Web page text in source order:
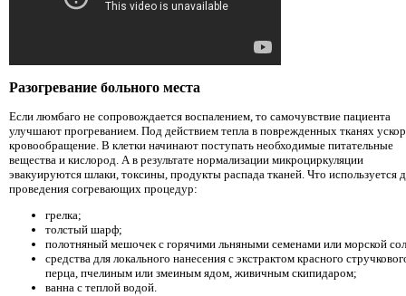
Разогревание больного места
Если люмбаго не сопровождается воспалением, то самочувствие пациента
улучшают прогреванием. Под действием тепла в поврежденных тканях
кровообращение. В клетки начинают поступать необходимые питательные
вещества и кислород. А в результате нормализации микроциркуляции
эвакуируются шлаки, токсины, продукты распада тканей. Что используется
проведения согревающих процедур:
грелка;
толстый шарф;
полотняный мешочек с горячими льняными семенами или морской
средства для локального нанесения с экстрактом красного
перца, пчелиным или змеиным ядом, живичным скипидаром;
ванна с теплой водой.